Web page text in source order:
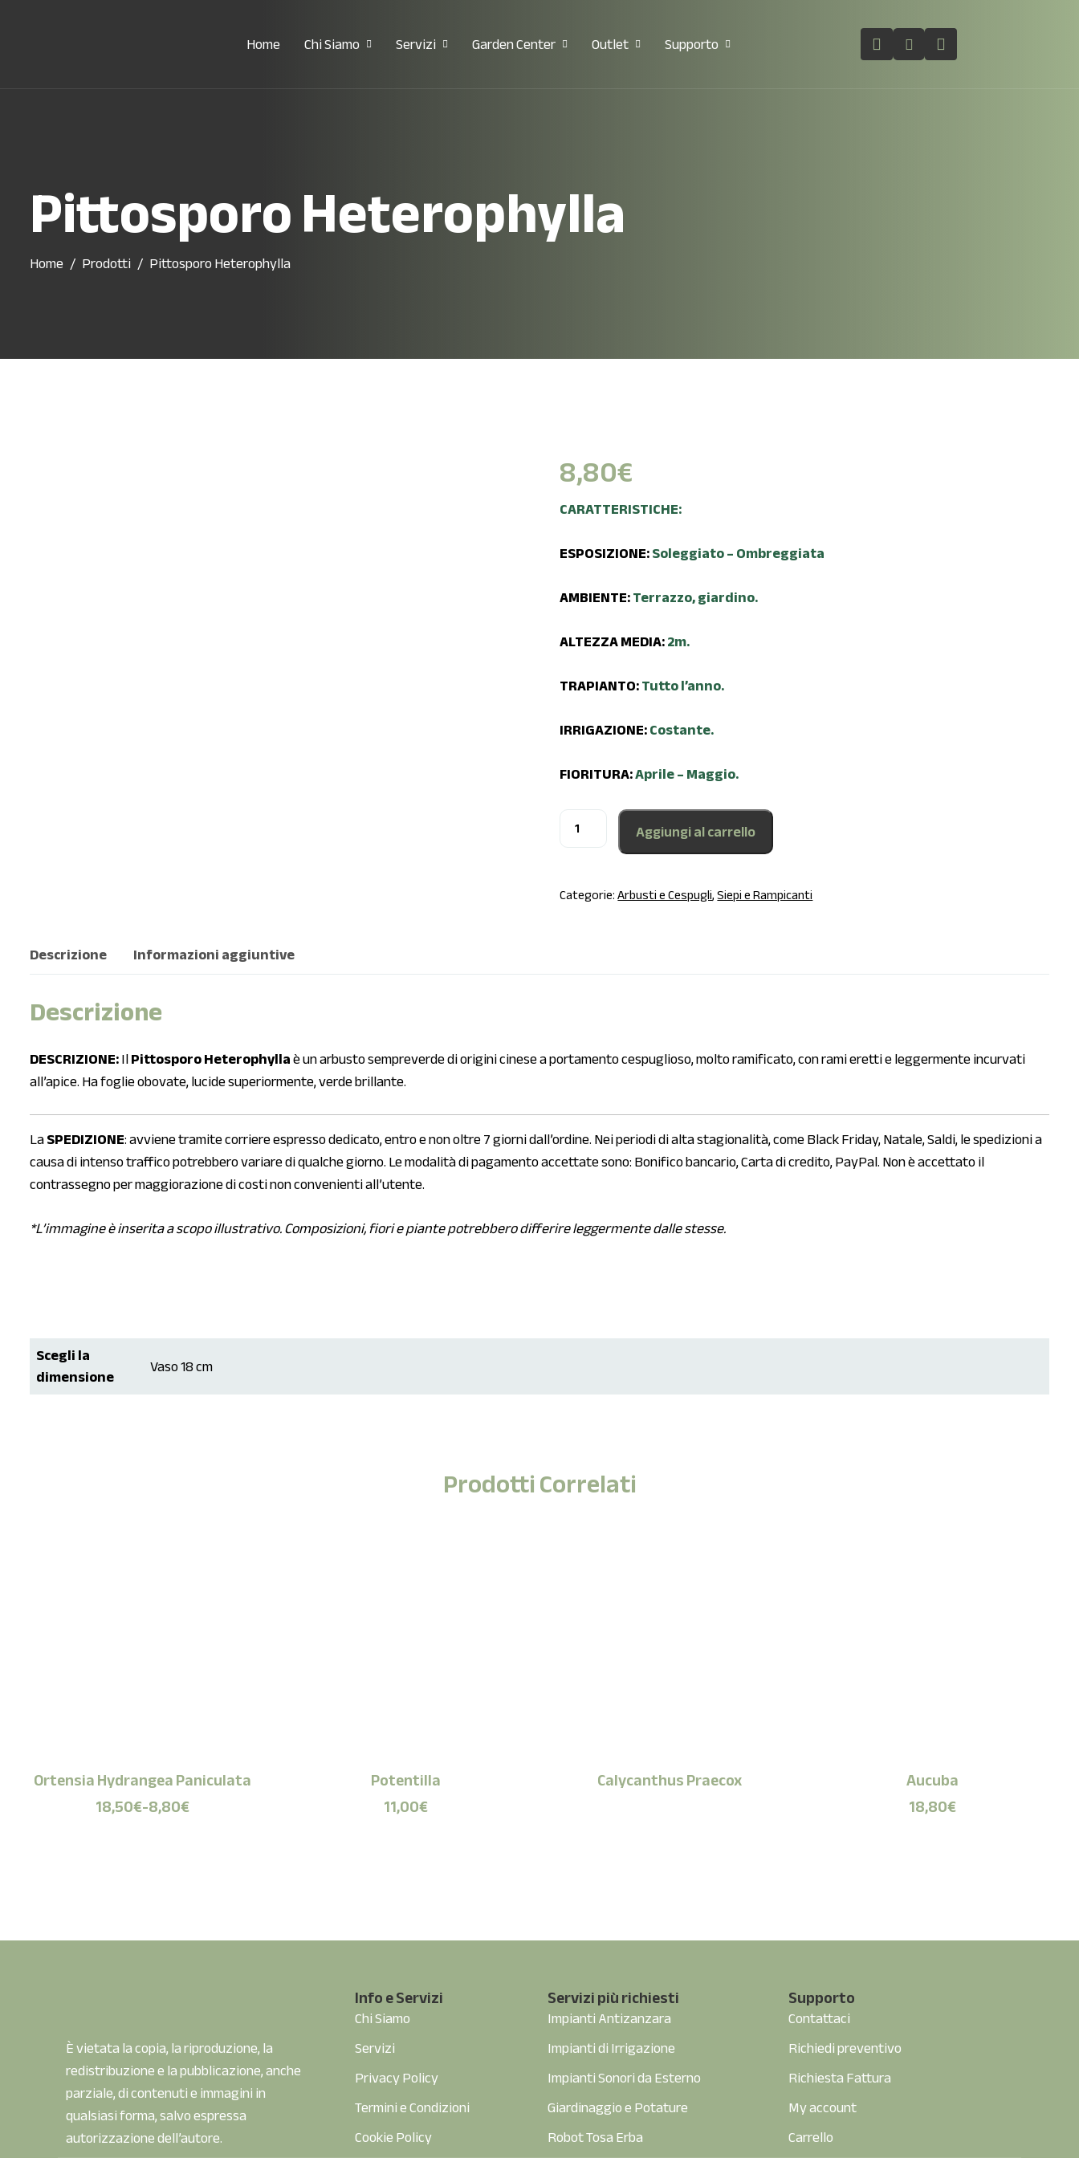
Home Chi Siamo Servizi Garden Center Outlet Supporto
Pittosporo Heterophylla
Home Prodotti Pittosporo Heterophylla
8,80€
CARATTERISTICHE:
ESPOSIZIONE:Soleggiato – Ombreggiata
AMBIENTE:Terrazzo, giardino.
ALTEZZA MEDIA:2m.
TRAPIANTO:Tutto l’anno.
IRRIGAZIONE:Costante.
FIORITURA:Aprile – Maggio.
Aggiungi al carrello
Categorie:Arbusti e Cespugli,Siepi e Rampicanti
Descrizione Informazioni aggiuntive
Descrizione
DESCRIZIONE:IlPittosporo Heterophyllaè un arbusto sempreverde di origini cinese a portamento cespuglioso, molto ramificato, con rami eretti e leggermente incurvati
all’apice. Ha foglie obovate, lucide superiormente, verde brillante.
LaSPEDIZIONE: avviene tramite corriere espresso dedicato, entro e non oltre 7 giorni dall’ordine. Nei periodi di alta stagionalità, come Black Friday, Natale, Saldi, le spedizioni a
causa di intenso traffico potrebbero variare di qualche giorno. Le modalità di pagamento accettate sono: Bonifico bancario, Carta di credito, PayPal. Non è accettato il
contrassegno per maggiorazione di costi non convenienti all’utente.
*L’immagine è inserita a scopo illustrativo. Composizioni, fiori e piante potrebbero differire leggermente dalle stesse.
Scegli la
dimensione Vaso 18 cm
Prodotti Correlati
Ortensia Hydrangea Paniculata
8,80€
-
18,50€
Potentilla
11,00€
Calycanthus Praecox
Aucuba
18,80€
È vietata la copia, la riproduzione, la
redistribuzione e la pubblicazione, anche
parziale, di contenuti e immagini in
qualsiasi forma, salvo espressa
autorizzazione dell’autore.
Info e Servizi
Chi Siamo
Servizi
Privacy Policy
Termini e Condizioni
Cookie Policy
Servizi più richiesti
Impianti Antizanzara
Impianti di Irrigazione
Impianti Sonori da Esterno
Giardinaggio e Potature
Robot Tosa Erba
Supporto
Contattaci
Richiedi preventivo
Richiesta Fattura
My account
Carrello